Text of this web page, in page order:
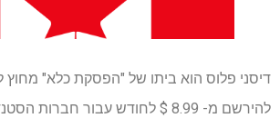
דיסני פלוס הוא ביתו של "הפסקת כלא" מחוץ